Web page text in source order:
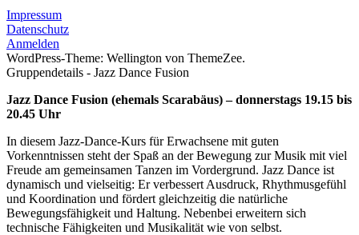
Impressum
Datenschutz
Anmelden
WordPress-Theme: Wellington von ThemeZee.
Gruppendetails - Jazz Dance Fusion
Jazz Dance Fusion (ehemals Scarabäus) – donnerstags 19.15 bis
20.45 Uhr
In diesem Jazz-Dance-Kurs für Erwachsene mit guten
Vorkenntnissen steht der Spaß an der Bewegung zur Musik mit viel
Freude am gemeinsamen Tanzen im Vordergrund. Jazz Dance ist
dynamisch und vielseitig: Er verbessert Ausdruck, Rhythmusgefühl
und Koordination und fördert gleichzeitig die natürliche
Bewegungsfähigkeit und Haltung. Nebenbei erweitern sich
technische Fähigkeiten und Musikalität wie von selbst.